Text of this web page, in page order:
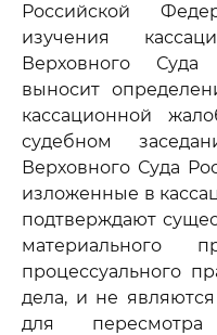
Российской
изучения
Верховного Суда
выносит
кассационной
судебном
Верховного Суда
изложенные в
подтверждают
процессуального
дела, и не
для